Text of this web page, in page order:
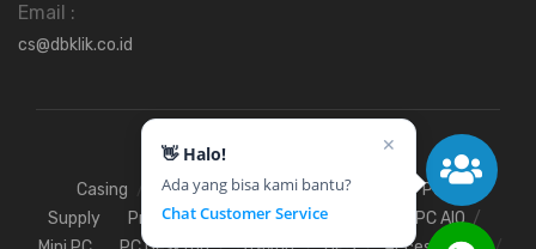
👋 Halo!
Ada yang bisa kami bantu?
Chat Customer Service
✕
Email :
cs@dbklik.co.id
Casing Fan Hardisk Motherboard
Power
Supply
Processor SSD RAM
PC AIO